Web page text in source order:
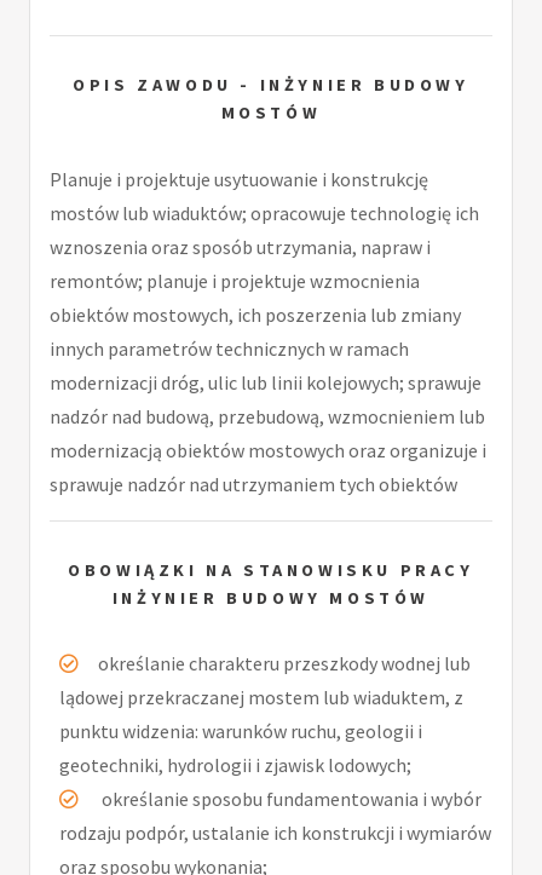
OPIS ZAWODU - INŻYNIER BUDOWY
MOSTÓW
Planuje i projektuje usytuowanie i konstrukcję
mostów lub wiaduktów; opracowuje technologię ich
wznoszenia oraz sposób utrzymania, napraw i
remontów; planuje i projektuje wzmocnienia
obiektów mostowych, ich poszerzenia lub zmiany
innych parametrów technicznych w ramach
modernizacji dróg, ulic lub linii kolejowych; sprawuje
nadzór nad budową, przebudową, wzmocnieniem lub
modernizacją obiektów mostowych oraz organizuje i
sprawuje nadzór nad utrzymaniem tych obiektów
OBOWIĄZKI NA STANOWISKU PRACY
INŻYNIER BUDOWY MOSTÓW
określanie charakteru przeszkody wodnej lub
lądowej przekraczanej mostem lub wiaduktem, z
punktu widzenia: warunków ruchu, geologii i
geotechniki, hydrologii i zjawisk lodowych;
określanie sposobu fundamentowania i wybór
rodzaju podpór, ustalanie ich konstrukcji i wymiarów
oraz sposobu wykonania;